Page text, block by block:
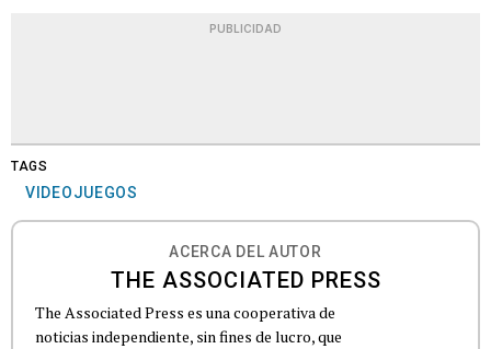
PUBLICIDAD
TAGS
VIDEOJUEGOS
ACERCA DEL AUTOR
THE ASSOCIATED PRESS
The Associated Press es una cooperativa de
noticias independiente, sin fines de lucro, que